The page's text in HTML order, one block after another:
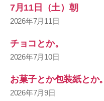
7月11日（土）朝
2026年7月11日
チョコとか。
2026年7月10日
お菓子とか包装紙とか。
2026年7月9日